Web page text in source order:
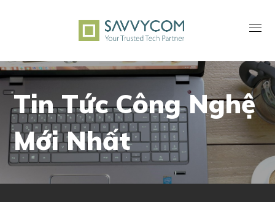
Tin Tức Công Nghệ
Mới Nhất